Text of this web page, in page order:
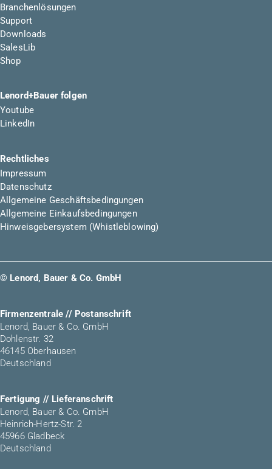
Branchenlösungen
Support
Downloads
SalesLib
Shop
Lenord+Bauer folgen
Youtube
LinkedIn
Rechtliches
Impressum
Datenschutz
Allgemeine Geschäftsbedingungen
Allgemeine Einkaufsbedingungen
Hinweisgebersystem (Whistleblowing)
© Lenord, Bauer & Co. GmbH
Firmenzentrale // Postanschrift
Lenord, Bauer & Co. GmbH
Dohlenstr. 32
46145 Oberhausen
Deutschland
Fertigung // Lieferanschrift
Lenord, Bauer & Co. GmbH
Heinrich-Hertz-Str. 2
45966 Gladbeck
Deutschland